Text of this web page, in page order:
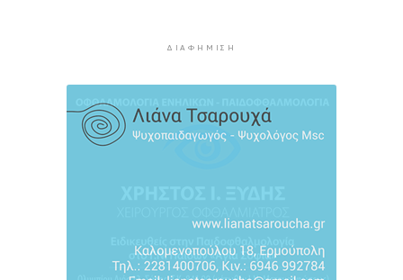
ΑΑΔΕ: Στο ραντάρ οι μικρές μεταφορές
χρημάτων μέσω IRIS
5 ώρες 20 λεπτά πρίν
ΔΙΑΦΉΜΙΣΗ